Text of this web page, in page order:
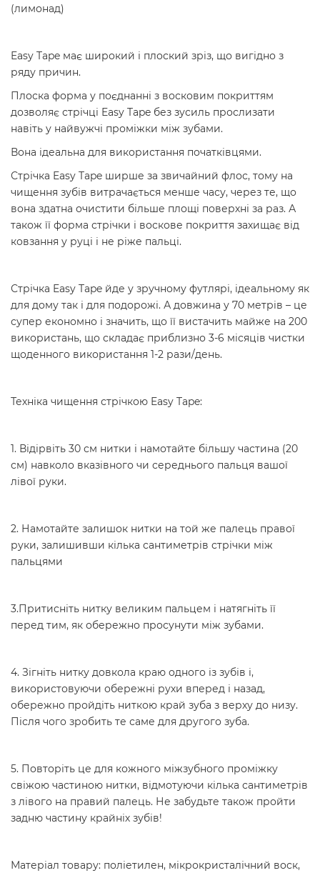
(лимонад)
Easy Tape має широкий і плоский зріз, що вигідно з
ряду причин.
Плоска форма у поєднанні з восковим покриттям
дозволяє стрічці Easy Tape без зусиль прослизати
навіть у найвужчі проміжки між зубами.
Вона ідеальна для використання початківцями.
Стрічка Easy Tape ширше за звичайний флос, тому на
чищення зубів витрачається менше часу, через те, що
вона здатна очистити більше площі поверхні за раз. А
також її форма стрічки і воскове покриття захищає від
ковзання у руці і не ріже пальці.
Стрічка Easy Tape йде у зручному футлярі, ідеальному як
для дому так і для подорожі. А довжина у 70 метрів – це
супер економно і значить, що її вистачить майже на 200
використань, що складає приблизно 3-6 місяців чистки
щоденного використання 1-2 рази/день.
Техніка чищення стрічкою Easy Tape:
1. Відірвіть 30 см нитки і намотайте більшу частина (20
см) навколо вказівного чи середнього пальця вашої
лівої руки.
2. Намотайте залишок нитки на той же палець правої
руки, залишивши кілька сантиметрів стрічки між
пальцями
3.Притисніть нитку великим пальцем і натягніть її
перед тим, як обережно просунути між зубами.
4. Зігніть нитку довкола краю одного із зубів і,
використовуючи обережні рухи вперед і назад,
обережно пройдіть ниткою край зуба з верху до низу.
Після чого зробить те саме для другого зуба.
5. Повторіть це для кожного міжзубного проміжку
свіжою частиною нитки, відмотуючи кілька сантиметрів
з лівого на правий палець. Не забудьте також пройти
задню частину крайніх зубів!
Матеріал товару: поліетилен, мікрокристалічний воск,